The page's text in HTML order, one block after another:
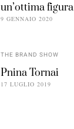
un’ottima figura
9 GENNAIO 2020
THE BRAND SHOW
Pnina Tornai
17 LUGLIO 2019